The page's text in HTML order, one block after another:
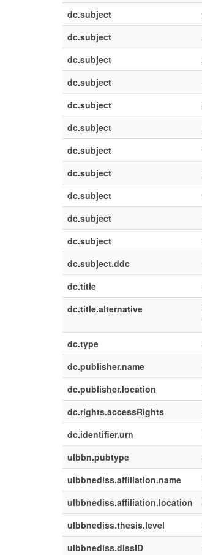
dc.subject
dc.subject
dc.subject
dc.subject
dc.subject
dc.subject
dc.subject
dc.subject
dc.subject
dc.subject
dc.subject
dc.subject.ddc
dc.title
dc.title.alternative
dc.type
dc.publisher.name
dc.publisher.location
dc.rights.accessRights
dc.identifier.urn
ulbbn.pubtype
ulbbnediss.affiliation.name
ulbbnediss.affiliation.location
ulbbnediss.thesis.level
ulbbnediss.dissID